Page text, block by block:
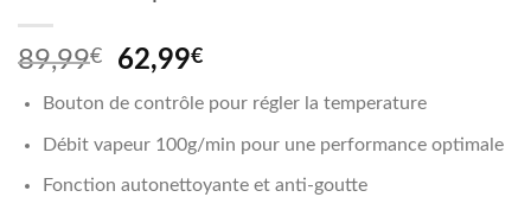
89,99€
Le
initial
était :
89,99€.
62,99€Le
actuel
est :
62,99€.
Bouton de contrôle pour régler la temperature
Débit vapeur 100g/min pour une performance optimale
Fonction autonettoyante et anti-goutte